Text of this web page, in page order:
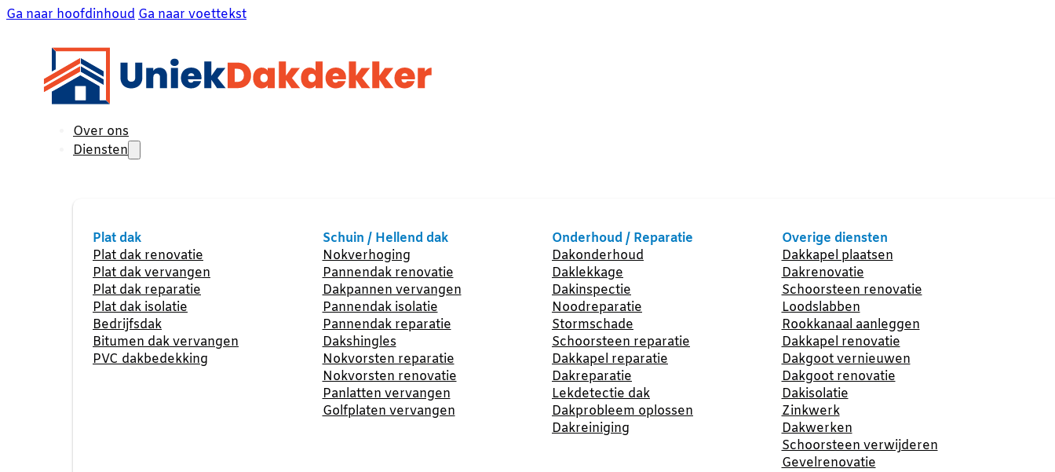
Ga naar hoofdinhoud Ga naar voettekst
Over ons
Diensten
Plat dak
Plat dak renovatie
Plat dak vervangen
Plat dak reparatie
Plat dak isolatie
Bedrijfsdak
Bitumen dak vervangen
PVC dakbedekking
Schuin / Hellend dak
Nokverhoging
Pannendak renovatie
Dakpannen vervangen
Pannendak isolatie
Pannendak reparatie
Dakshingles
Nokvorsten reparatie
Nokvorsten renovatie
Panlatten vervangen
Golfplaten vervangen
Onderhoud / Reparatie
Dakonderhoud
Daklekkage
Dakinspectie
Noodreparatie
Stormschade
Schoorsteen reparatie
Dakkapel reparatie
Dakreparatie
Lekdetectie dak
Dakprobleem oplossen
Dakreiniging
Overige diensten
Dakkapel plaatsen
Dakrenovatie
Schoorsteen renovatie
Loodslabben
Rookkanaal aanleggen
Dakkapel renovatie
Dakgoot vernieuwen
Dakgoot renovatie
Dakisolatie
Zinkwerk
Dakwerken
Schoorsteen verwijderen
Gevelrenovatie